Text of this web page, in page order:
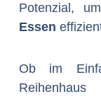
Potenzial,
Essen
Ob im